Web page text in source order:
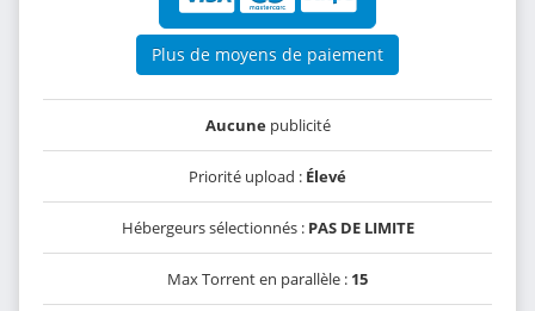
Plus de moyens de paiement
Aucunepublicité
Priorité upload : Élevé
Hébergeurs sélectionnés : PAS DE LIMITE
Max Torrent en parallèle : 15